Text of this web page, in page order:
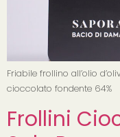
Friabile frollino all’olio
cioccolato fondente 64%
Frollini